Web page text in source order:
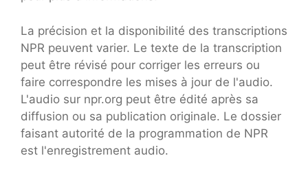
La précision et la disponibilité des transcriptions
NPR peuvent varier. Le texte de la transcription
peut être révisé pour corriger les erreurs ou
faire correspondre les mises à jour de l'audio.
L'audio sur npr.org peut être édité après sa
diffusion ou sa publication originale. Le dossier
faisant autorité de la programmation de NPR
est l'enregistrement audio.